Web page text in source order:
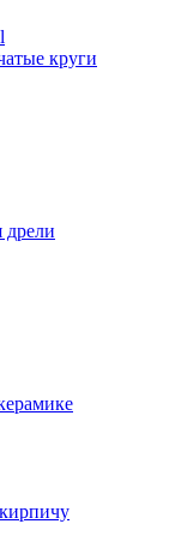
круги
дрели